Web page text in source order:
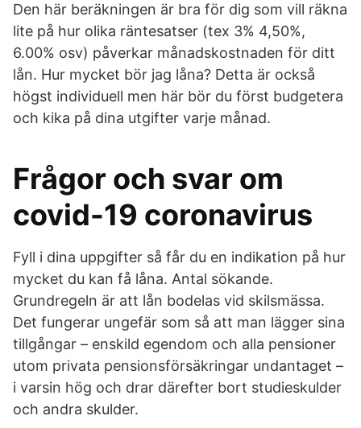
Den här beräkningen är bra för dig som vill räkna
lite på hur olika räntesatser (tex 3% 4,50%,
6.00% osv) påverkar månadskostnaden för ditt
lån. Hur mycket bör jag låna? Detta är också
högst individuell men här bör du först budgetera
och kika på dina utgifter varje månad.
Frågor och svar om
covid-19 coronavirus
Fyll i dina uppgifter så får du en indikation på hur
mycket du kan få låna. Antal sökande.
Grundregeln är att lån bodelas vid skilsmässa.
Det fungerar ungefär som så att man lägger sina
tillgångar – enskild egendom och alla pensioner
utom privata pensionsförsäkringar undantaget –
i varsin hög och drar därefter bort studieskulder
och andra skulder.